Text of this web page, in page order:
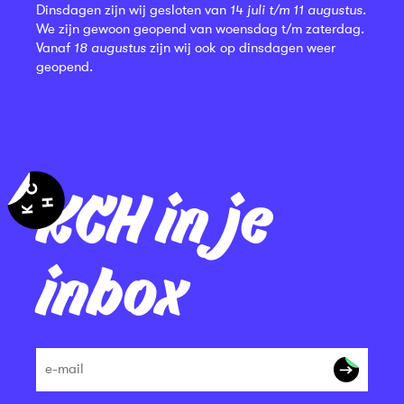
KCH in je
inbox
Dinsdagen zijn wij gesloten van 14 juli t/m 11 augustus.
We zijn gewoon geopend van woensdag t/m zaterdag.
Vanaf 18 augustus zijn wij ook op dinsdagen weer
geopend.